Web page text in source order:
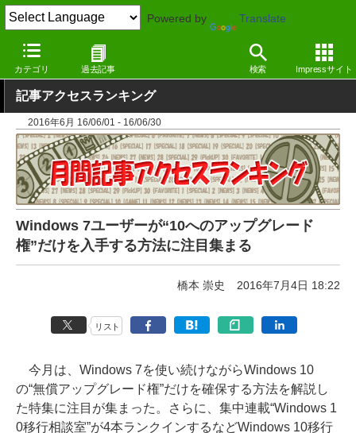
Powered by Translate
カテゴリ 過去記事 検索 Impressサイト
窓の杜 その他の話題
記事アクセスランキング
2016年6月 16/06/01 - 16/06/30
Windows 7ユーザーが“10へのアップグレード
権”だけを入手する方法に注目集まる
橋本 崇史 2016年7月4日 18:22
リスト
今月は、Windows 7を使い続けながらWindows 10
の“無償アップグレード権”だけを確保する方法を解説し
た特集に注目が集まった。さらに、集中連載“Windows 1
0移行相談室”が4本ランクインするなどWindows 10移行